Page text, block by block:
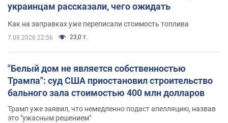
украинцам рассказали, чего ожидать
Как на заправках уже переписали стоимость топлива
7.08.2026 22:56 23,0 т.
"Белый дом не является собственностью
Трампа": суд США приостановил строительство
бального зала стоимостью 400 млн долларов
Трамп уже заявил, что немедленно подаст апелляцию, назвав
это "ужасным решением"